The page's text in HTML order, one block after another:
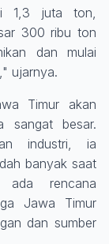
1,3 juta ton,
300 ribu ton
dan mulai
ujarnya.
Timur akan
sangat besar.
industri, ia
banyak saat
rencana
Jawa Timur
dan sumber